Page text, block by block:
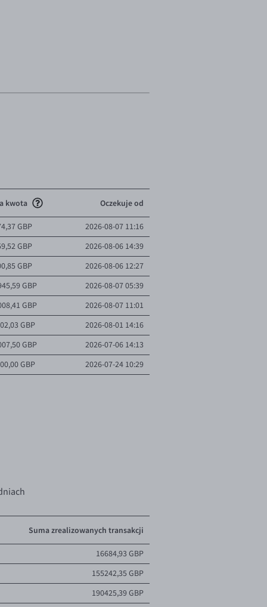
kwota Oczekuje od
GBP
2026-08-07 11:16
GBP
2026-08-06 14:39
GBP
2026-08-06 12:27
GBP
2026-08-07 05:39
GBP
2026-08-07 11:01
GBP
2026-08-01 14:16
GBP
2026-07-06 14:13
GBP
2026-07-24 10:29
GBP
2026-07-03 05:43
GBP
2026-06-20 19:52
GBP
2026-06-19 14:32
GBP 2026-06-17 15:29
Suma zrealizowanych transakcji
16684,93 GBP
155242,35 GBP
190425,39 GBP